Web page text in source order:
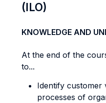
(ILO)
KNOWLEDGE AND
At the end of the
to...
Identify customer
processes of